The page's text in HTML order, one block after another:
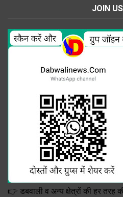
JOIN
👉 डबवाली व अन्य क्षेत्रों की हर तरह